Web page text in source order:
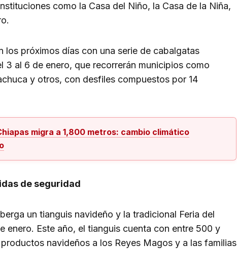
como la Casa del Niño, la Casa de la Niña,
los próximos días con una serie de cabalgatas
3 al 6 de enero, que recorrerán municipios como
y otros, con desfiles compuestos por 14
migra a 1,800 metros: cambio climático
de seguridad
un tianguis navideño y la tradicional Feria del
enero. Este año, el tianguis cuenta con entre 500 y
navideños a los Reyes Magos y a las familias